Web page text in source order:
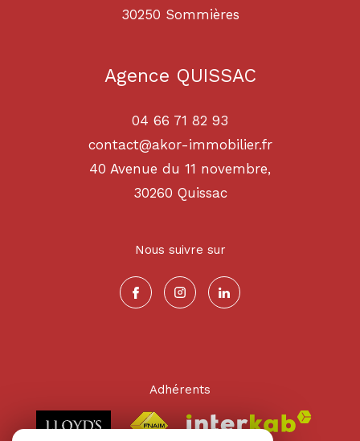
30250
sommières
Agence QUISSAC
04 66 71 82 93
contact@akor-immobilier.fr
40 Avenue du 11 novembre,
30260
quissac
Nous suivre sur
Adhérents